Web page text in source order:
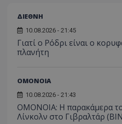
ΔΙΕΘΝΗ
10.08.2026 - 21:45
Γιατί ο Ρόδρι είναι ο
πλανήτη
ΟΜΟΝΟΙΑ
10.08.2026 - 21:43
OMONOIA: Η παρακάμερα
Λίνκολν στο Γιβραλτάρ